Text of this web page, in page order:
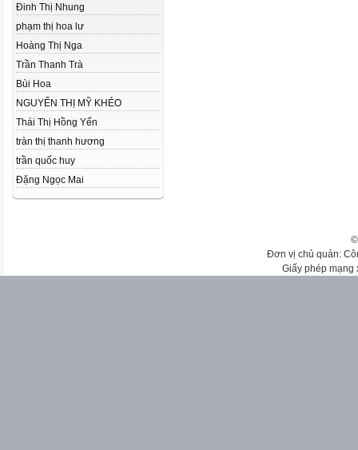
Đinh Thị Nhung
phạm thị hoa lư
Hoàng Thị Nga
Trần Thanh Trà
Bùi Hoa
NGUYỂN THỊ MỸ KHÉO
Thái Thị Hồng Yến
tràn thị thanh hương
trần quốc huy
Đặng Ngọc Mai
Đơn vị chủ quản:
Giấy phép mạng